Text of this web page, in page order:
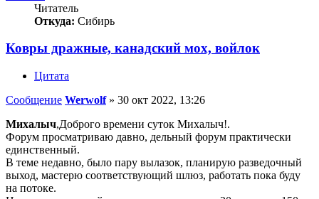
Читатель
Откуда: Сибирь
Ковры дражные, канадский мох, войлок
Цитата
Сообщение Werwolf» 30 окт 2022, 13:26
Михалыч,Доброго времени суток Михалыч!.
Форум просматриваю давно, дельный форум практически
единственный.
В теме недавно, было пару вылазок, планирую разведочный
выход, мастерю соответствующий шлюз, работать пока буду
на потоке.